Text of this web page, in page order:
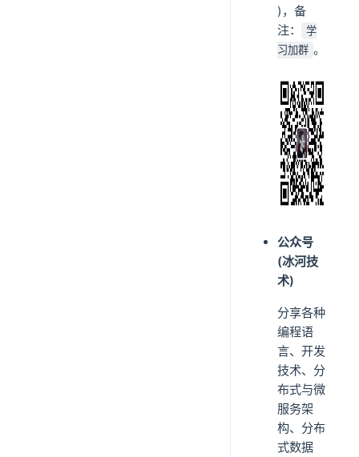
)，备
注：
学
习加群 。
公众号
(冰河技
术)
分享各种
编程语
言、开发
技术、分
布式与微
服务架
构、分布
式数据